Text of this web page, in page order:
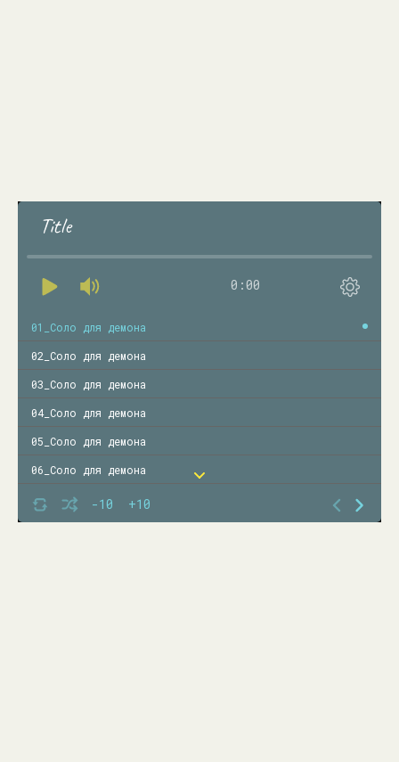
Title
0:00
-10 +10
01_Соло для демона
02_Соло для демона
03_Соло для демона
04_Соло для демона
05_Соло для демона
06_Соло для демона
07_Соло для демона
08_Соло для демона